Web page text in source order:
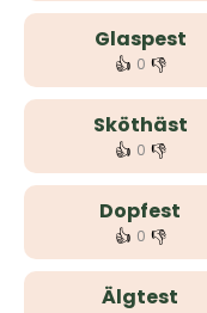
Glaspest
👍 0 👎
Sköthäst
👍 0 👎
Dopfest
👍 0 👎
Älgtest